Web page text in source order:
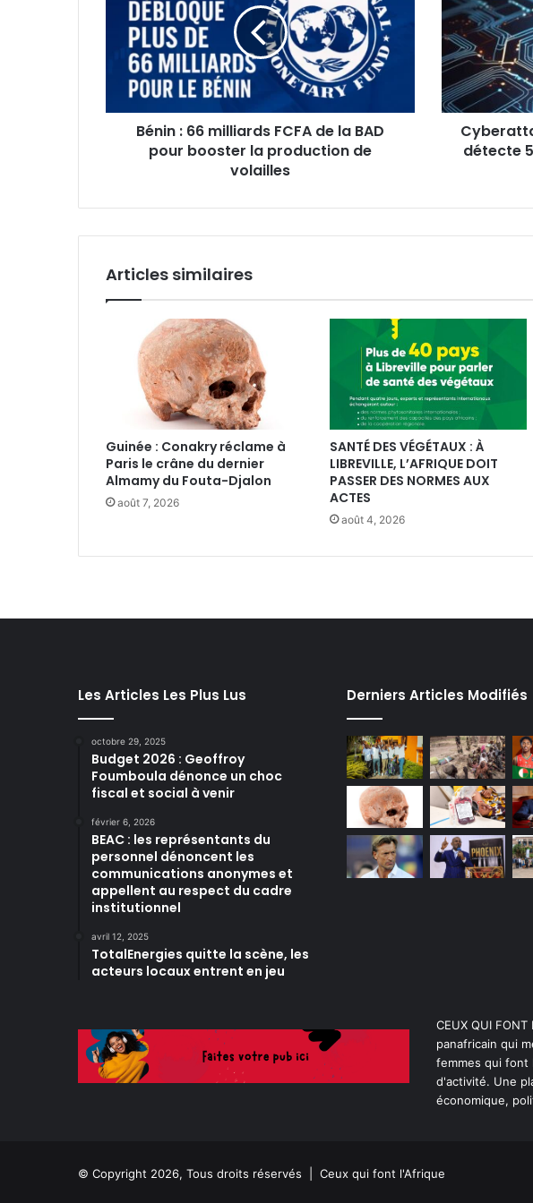
milliards
FCFA
pour
booster
volailles
Bénin : 66 milliards FCFA de la BAD
pour booster la production de
volailles
:
Kaspersky
détecte
500
mille
malwares
détecte
Articles similaires
Guinée : Conakry réclame à
Paris le crâne du dernier
Almamy du Fouta-Djalon
août 7, 2026
SANTÉ DES VÉGÉTAUX : À
LIBREVILLE, L’AFRIQUE DOIT
PASSER DES NORMES AUX
ACTES
août 4, 2026
Les Articles Les Plus Lus
octobre 29, 2025
Budget 2026 : Geoffroy
Foumboula dénonce un choc
fiscal et social à venir
février 6, 2026
BEAC : les représentants du
personnel dénoncent les
communications anonymes et
appellent au respect du cadre
institutionnel
avril 12, 2025
TotalEnergies quitte la scène, les
acteurs locaux entrent en jeu
Derniers Articles Modifiés
CEUX QUI
panafricain qui
femmes qui font
d'activité. Une
économique,
© Copyright 2026, Tous droits réservés | Ceux qui font l'Afrique